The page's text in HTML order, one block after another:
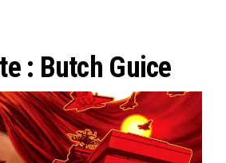
: Butch Guice